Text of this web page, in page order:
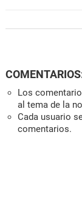
Los
al tema de la
Cada usuario
comentarios.